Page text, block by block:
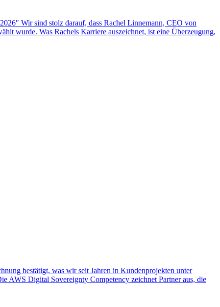
Wir sind stolz darauf, dass Rachel Linnemann, CEO von
wurde. Was Rachels Karriere auszeichnet, ist eine Überzeugung,
bestätigt, was wir seit Jahren in Kundenprojekten unter
AWS Digital Sovereignty Competency zeichnet Partner aus, die